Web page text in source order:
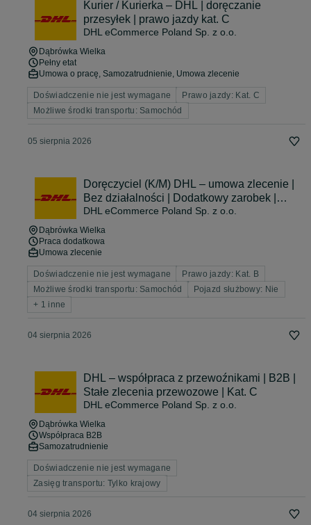
Kurier / Kurierka – DHL | doręczanie
przesyłek | prawo jazdy kat. C
DHL eCommerce Poland Sp. z o.o.
Dąbrówka Wielka
Pełny etat
Umowa o pracę, Samozatrudnienie, Umowa zlecenie
Doświadczenie nie jest wymagane
Prawo jazdy: Kat. C
Możliwe środki transportu: Samochód
05 sierpnia 2026
Doręczyciel (K/M) DHL – umowa zlecenie |
Bez działalności | Dodatkowy zarobek |
Elastyczne godziny | Kat. B
DHL eCommerce Poland Sp. z o.o.
Dąbrówka Wielka
Praca dodatkowa
Umowa zlecenie
Doświadczenie nie jest wymagane
Prawo jazdy: Kat. B
Możliwe środki transportu: Samochód
Pojazd służbowy: Nie
+ 1 inne
04 sierpnia 2026
DHL – współpraca z przewoźnikami | B2B |
Stałe zlecenia przewozowe | Kat. C
DHL eCommerce Poland Sp. z o.o.
Dąbrówka Wielka
Współpraca B2B
Samozatrudnienie
Doświadczenie nie jest wymagane
Zasięg transportu: Tylko krajowy
04 sierpnia 2026